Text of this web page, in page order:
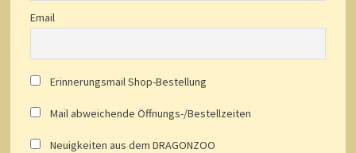
Email
Erinnerungsmail Shop-Bestellung
Mail abweichende Öffnungs-/Bestellzeiten
Neuigkeiten aus dem DRAGONZOO